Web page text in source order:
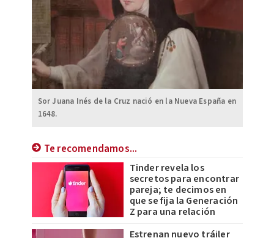
Sor Juana Inés de la Cruz nació en la Nueva España en
1648.
Te recomendamos...
Tinder revela los
secretos para encontrar
pareja; te decimos en
que se fija la Generación
Z para una relación
Estrenan nuevo tráiler